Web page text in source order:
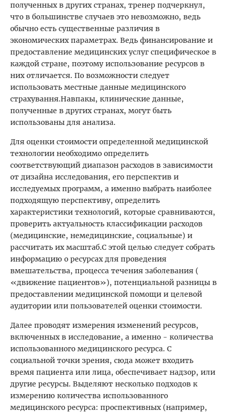
полученных в других странах, тренер подчеркнул,
что в большинстве случаев это невозможно, ведь
обычно есть существенные различия в
экономических параметрах. Ведь финансирование и
предоставление медицинских услуг специфическое в
каждой стране, поэтому использование ресурсов в
них отличается. По возможности следует
использовать местные данные медицинского
страхування.Навпакы, клинические данные,
полученные в других странах, могут быть
использованы для анализа.
Для оценки стоимости определенной медицинской
технологии необходимо определить
соответствующий диапазон расходов в зависимости
от дизайна исследования, его перспектив и
исследуемых программ, а именно выбрать наиболее
подходящую перспективу, определить
характеристики технологий, которые сравниваются,
проверить актуальность классификации расходов
(медицинские, немедицинские, социальные) и
рассчитать их масштаб.С этой целью следует собрать
информацию о ресурсах для проведения
вмешательства, процесса течения заболевания (
«движение пациентов»), потенциальной разницы в
предоставлении медицинской помощи и целевой
аудитории или пользователей оценки стоимости.
Далее проводят измерения изменений ресурсов,
включенных в исследование, а именно - количества
использованного медицинского ресурса. С
социальной точки зрения, сюда может входить
время пациента или лица, обеспечивает надзор, или
другие ресурсы. Выделяют несколько подходов к
измерению количества использованного
медицинского ресурса: проспективных (например,